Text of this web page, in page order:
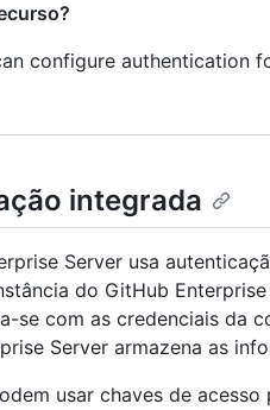
configure authentication
integrada
Server usa
do GitHub
se com as credenciais da
Server armazena as
usar chaves de